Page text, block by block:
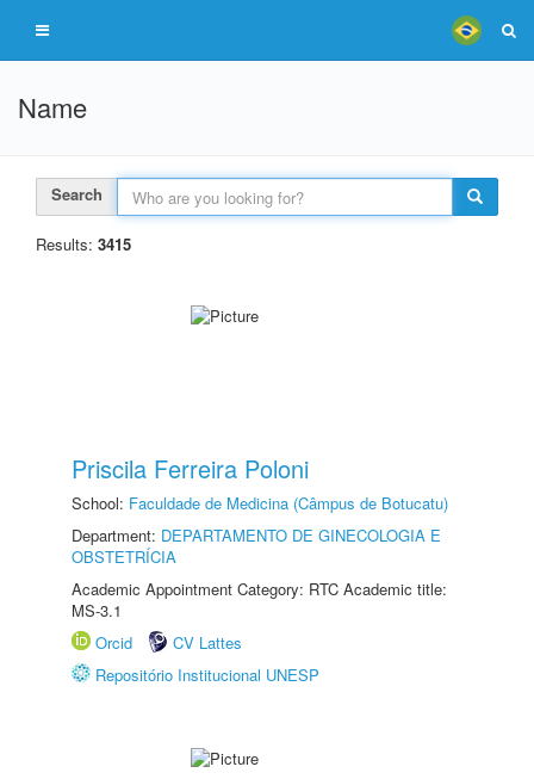
Name
Search
Results: 3415
Priscila Ferreira Poloni
School: Faculdade de Medicina (Câmpus de Botucatu)
Department: DEPARTAMENTO DE GINECOLOGIA E
OBSTETRÍCIA
Academic Appointment Category: RTC Academic title:
MS-3.1
Orcid
CV Lattes
Repositório Institucional UNESP